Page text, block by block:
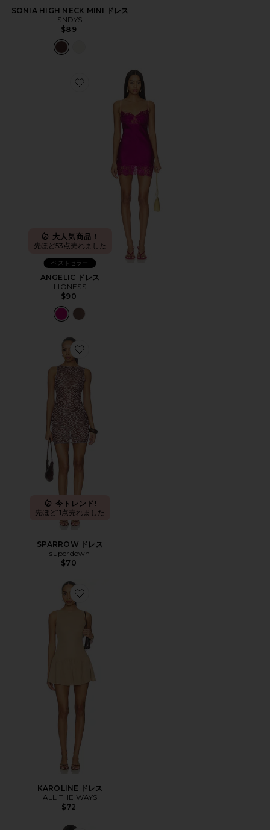
SONIA HIGH NECK MINI ドレス
SNDYS
$89
Favorite ANGELIC ドレス
大人気商品！
先ほど53点売れました
ベストセラー
ANGELIC ドレス
LIONESS
$90
Favorite SPARROW ドレス
今トレンド!
先ほど11点売れました
SPARROW ドレス
superdown
$70
Favorite KAROLINE ドレス
KAROLINE ドレス
ALL THE WAYS
$72